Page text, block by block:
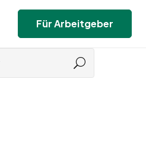
Für Arbeitgeber